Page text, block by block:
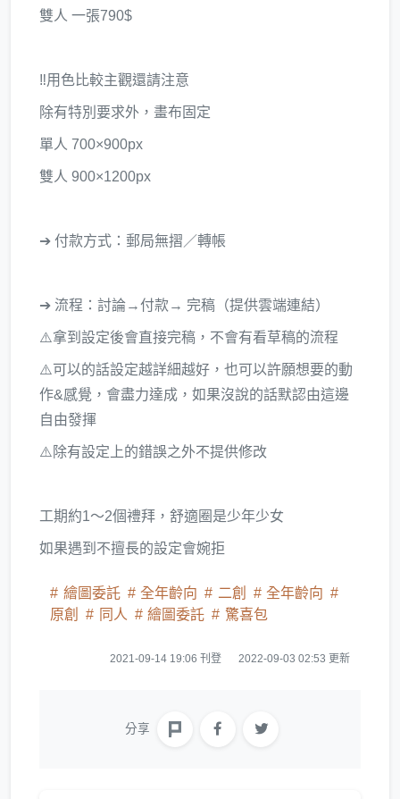
雙人 一張790$
‼️用色比較主觀還請注意
除有特別要求外，畫布固定
單人 700×900px
雙人 900×1200px
➔ 付款方式：郵局無摺／轉帳
➔ 流程：討論→付款→ 完稿（提供雲端連結）
⚠️拿到設定後會直接完稿，不會有看草稿的流程
⚠️可以的話設定越詳細越好，也可以許願想要的動
作&感覺，會盡力達成，如果沒說的話默認由這邊
自由發揮
⚠️除有設定上的錯誤之外不提供修改
工期約1～2個禮拜，舒適圈是少年少女
如果遇到不擅長的設定會婉拒
繪圖委託 全年齡向 二創
全年齡向
原創
同人 繪圖委託 驚喜包
2021-09-14 19:06 刊登 2022-09-03 02:53 更新
分享